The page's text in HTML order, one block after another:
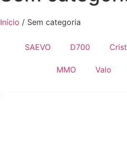
Início / Sem categoria
SAEVO D700
MMO Valo